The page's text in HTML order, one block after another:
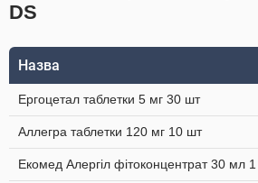
DS
Назва
Ергоцетал таблетки 5 мг 30 шт
Аллегра таблетки 120 мг 10 шт
Екомед Алергіл фітоконцентрат 30 мл